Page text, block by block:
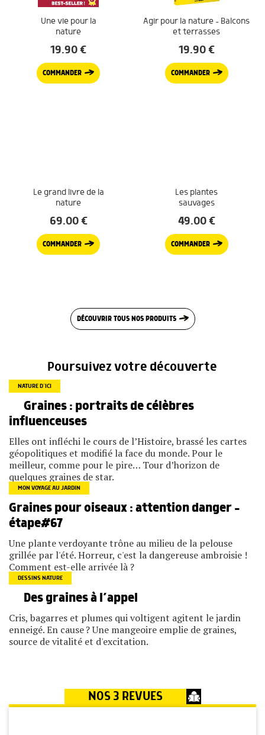
Une vie pour la
nature
19.90€
COMMANDER
Agir pour la nature – Balcons
et terrasses
19.90€
COMMANDER
Le grand livre de la
nature
69.00€
COMMANDER
Les plantes
sauvages
49.00€
COMMANDER
DÉCOUVRIR TOUS NOS PRODUITS
Poursuivez votre découverte
NATURE D’ICI
Graines : portraits de célèbres
influenceuses
Elles ont infléchi le cours de l’Histoire, brassé les cartes
géopolitiques et modifié la face du monde. Pour le
meilleur, comme pour le pire… Tour d’horizon de
quelques graines de star.
MON VOYAGE AU JARDIN
Graines pour oiseaux : attention danger –
étape#67
Une plante verdoyante trône au milieu de la pelouse
grillée par l'été. Horreur, c'est la dangereuse ambroisie !
Comment est-elle arrivée là ?
DESSINS NATURE
Des graines à l’appel
Cris, bagarres et plumes qui voltigent agitent le jardin
enneigé. En cause ? Une mangeoire emplie de graines,
source de vitalité et d'excitation.
NOS 3 REVUES